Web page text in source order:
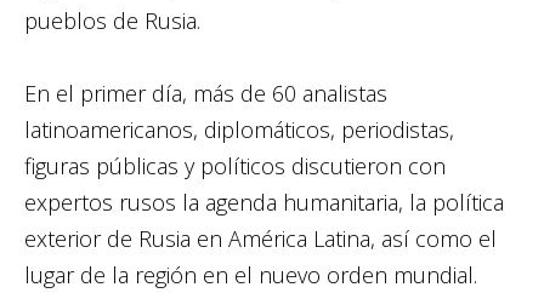
pueblos de Rusia.
En el primer día, más de 60 analistas
latinoamericanos, diplomáticos, periodistas,
figuras públicas y políticos discutieron con
expertos rusos la agenda humanitaria, la política
exterior de Rusia en América Latina, así como el
lugar de la región en el nuevo orden mundial.